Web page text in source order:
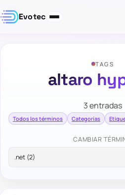
Evotec
TAGS
altaro
3 entradas
Todos los términos Categorías
CAMBIAR